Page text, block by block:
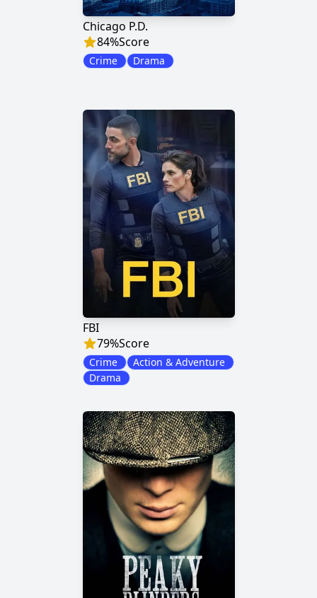
Chicago P.D.
84%Score
Crime Drama
FBI
79%Score
Crime
Action & Adventure
Drama